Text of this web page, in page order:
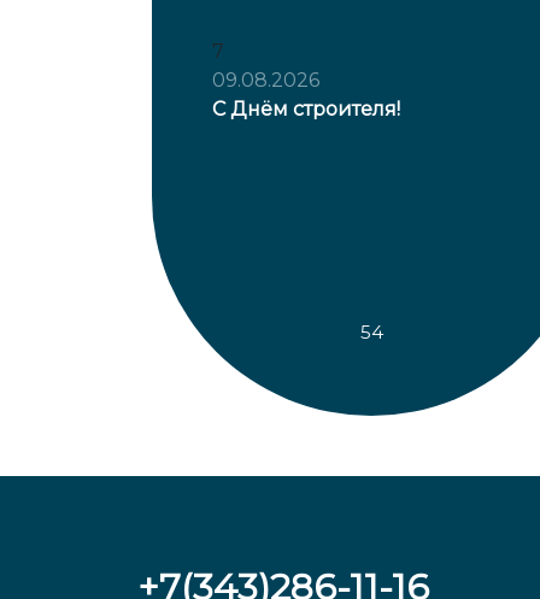
7
09.08.2026
С Днём строителя!
54
+7(343)286-11-16